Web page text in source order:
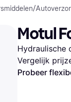
Winkels
Bol
H&M
Kruidvat
/
Motul
Hydraulische
Vergelijk
Probeer